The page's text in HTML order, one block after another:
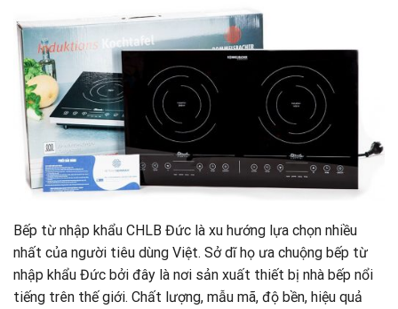
Bếp từ nhập khẩu CHLB Đức là xu hướng lựa chọn nhiều
nhất của người tiêu dùng Việt. Sở dĩ họ ưa chuộng bếp từ
nhập khẩu Đức bởi đây là nơi sản xuất thiết bị nhà bếp nổi
tiếng trên thế giới. Chất lượng, mẫu mã, độ bền, hiệu quả